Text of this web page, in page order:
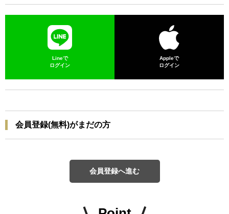
Lineで
ログイン
Appleで
ログイン
会員登録(無料)がまだの方
会員登録へ進む